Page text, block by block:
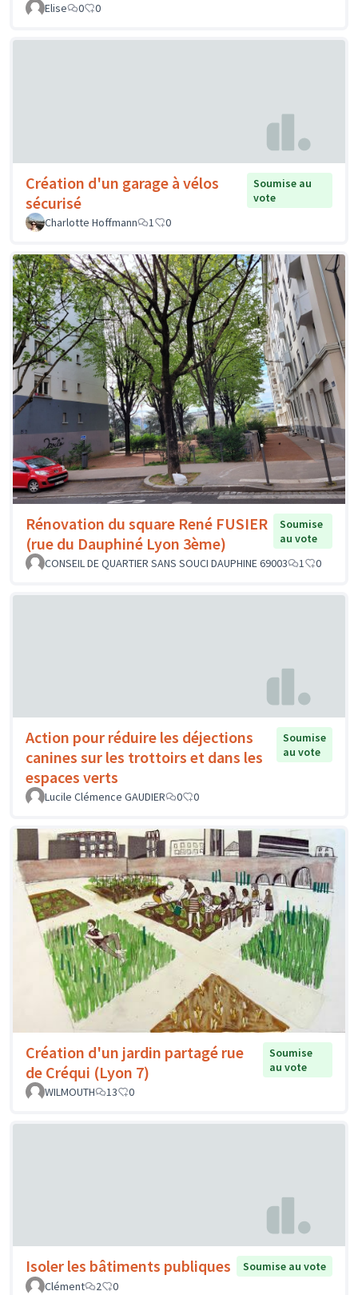
Elise 0 0
Création d'un garage à vélos
sécurisé
Soumise au
vote
Charlotte Hoffmann
1 0
Rénovation du square René FUSIER
(rue du Dauphiné Lyon 3ème)
Soumise
au vote
CONSEIL DE QUARTIER SANS SOUCI DAUPHINE 69003
1 0
Action pour réduire les déjections
canines sur les trottoirs et dans les
espaces verts
Soumise
au vote
Lucile Clémence GAUDIER 0 0
Création d'un jardin partagé rue
de Créqui (Lyon 7)
Soumise
au vote
WILMOUTH
13 0
Isoler les bâtiments publiques
Soumise au vote
Clément
2 0